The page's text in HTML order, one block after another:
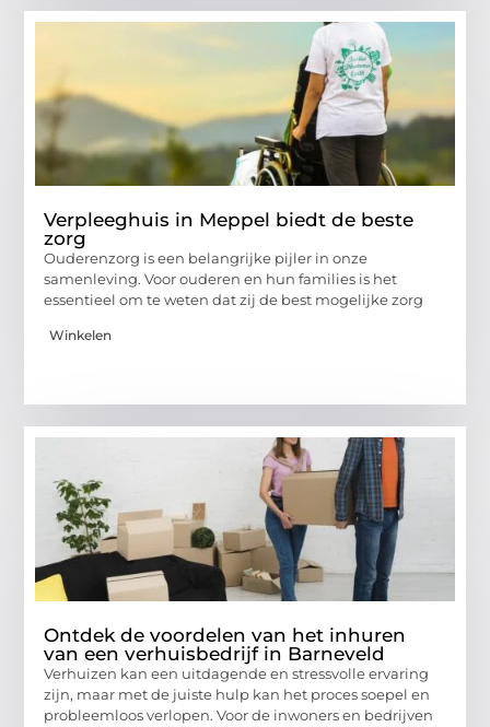
Verpleeghuis in Meppel biedt de beste
zorg
Ouderenzorg is een belangrijke pijler in onze
samenleving. Voor ouderen en hun families is het
essentieel om te weten dat zij de best mogelijke zorg
Winkelen
Ontdek de voordelen van het inhuren
van een verhuisbedrijf in Barneveld
Verhuizen kan een uitdagende en stressvolle ervaring
zijn, maar met de juiste hulp kan het proces soepel en
probleemloos verlopen. Voor de inwoners en bedrijven